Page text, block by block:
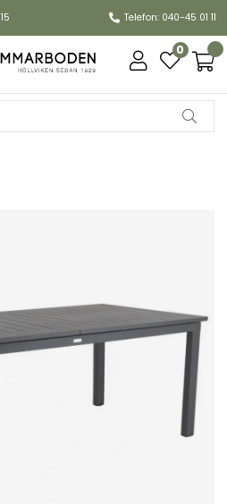
Telefon: 040-45 01 11
0
194-312x100 H73 cm - antracit